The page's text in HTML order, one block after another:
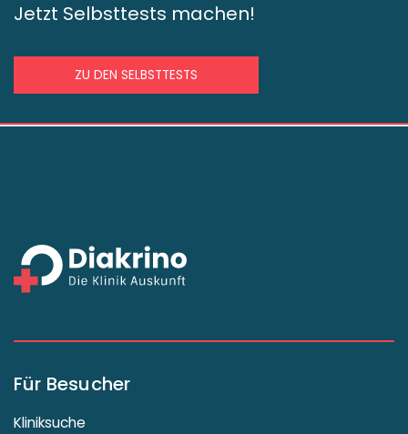
Jetzt Selbsttests machen!
ZU DEN SELBSTTESTS
Für Besucher
Kliniksuche